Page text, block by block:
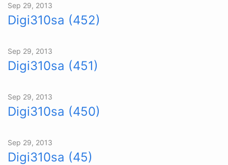
Sep 29, 2013
Digi310sa (452)
Sep 29, 2013
Digi310sa (451)
Sep 29, 2013
Digi310sa (450)
Sep 29, 2013
Digi310sa (45)